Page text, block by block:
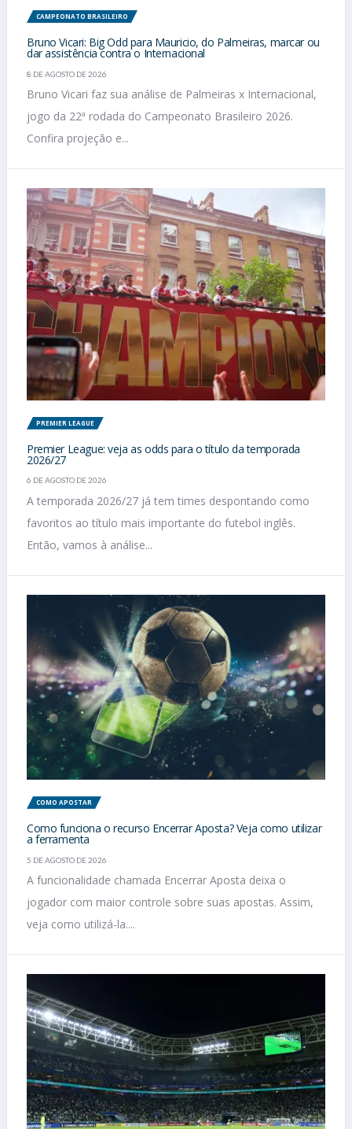
CAMPEONATO BRASILEIRO
Bruno Vicari: Big Odd para Mauricio, do Palmeiras, marcar ou
dar assistência contra o Internacional
8 DE AGOSTO DE 2026
Bruno Vicari faz sua análise de Palmeiras x Internacional,
jogo da 22ª rodada do Campeonato Brasileiro 2026.
Confira projeção e...
PREMIER LEAGUE
Premier League: veja as odds para o título da temporada
2026/27
6 DE AGOSTO DE 2026
A temporada 2026/27 já tem times despontando como
favoritos ao título mais importante do futebol inglês.
Então, vamos à análise...
COMO APOSTAR
Como funciona o recurso Encerrar Aposta? Veja como utilizar
a ferramenta
5 DE AGOSTO DE 2026
A funcionalidade chamada Encerrar Aposta deixa o
jogador com maior controle sobre suas apostas. Assim,
veja como utilizá-la....